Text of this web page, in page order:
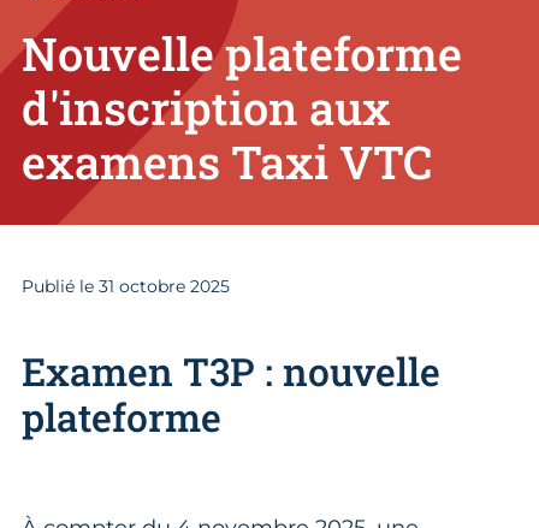
Nouvelle plateforme
d'inscription aux
examens Taxi VTC
Publié le 31 octobre 2025
Examen T3P : nouvelle
plateforme